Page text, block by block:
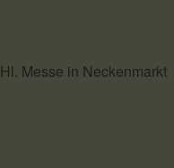
Hl. Messe in Neckenmarkt